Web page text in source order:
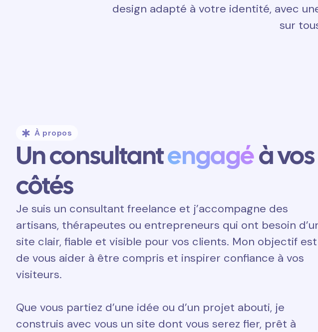
design adapté à votre identité, avec
sur
À propos
Un consultantengagéà vos
côtés
Je suis un consultant freelance et j’accompagne des
artisans, thérapeutes ou entrepreneurs qui ont besoin
site clair, fiable et visible pour vos clients. Mon objectif est
de vous aider à être compris et inspirer confiance à vos
visiteurs.
Que vous partiez d’une idée ou d’un projet abouti, je
construis avec vous un site dont vous serez fier, prêt à